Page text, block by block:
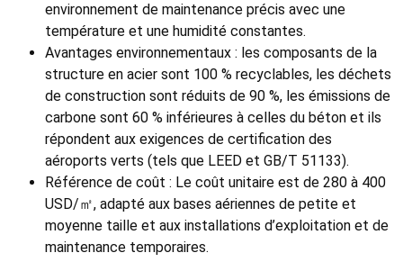
environnement de maintenance précis avec une
température et une humidité constantes.
Avantages environnementaux : les composants de la
structure en acier sont 100 % recyclables, les déchets
de construction sont réduits de 90 %, les émissions de
carbone sont 60 % inférieures à celles du béton et ils
répondent aux exigences de certification des
aéroports verts (tels que LEED et GB/T 51133).
Référence de coût : Le coût unitaire est de 280 à 400
USD/㎡, adapté aux bases aériennes de petite et
moyenne taille et aux installations d’exploitation et de
maintenance temporaires.